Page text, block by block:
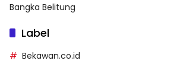
Bangka Belitung
Label
Bekawan.co.id